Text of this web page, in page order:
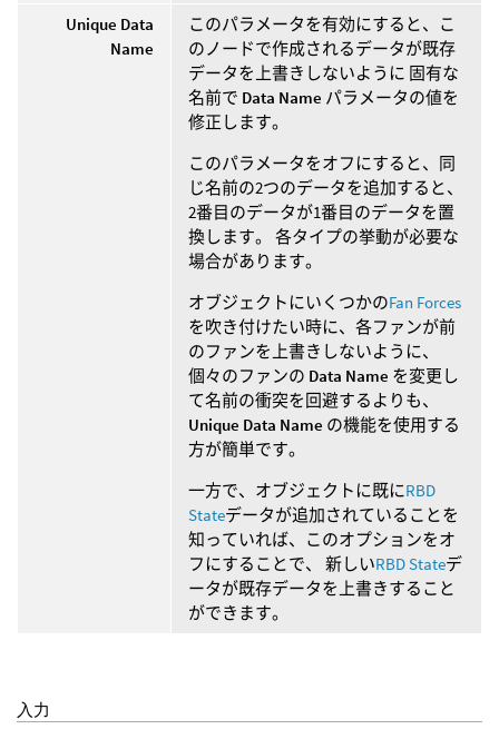
Unique Data
Name
このパラメータを有効にすると、こ
のノードで作成されるデータが既存
データを上書きしないように 固有な
名前で Data Name パラメータの値を
修正します。
このパラメータをオフにすると、同
じ名前の2つのデータを追加すると、
2番目のデータが1番目のデータを置
換します。 各タイプの挙動が必要な
場合があります。
オブジェクトにいくつかのFan Forces
を吹き付けたい時に、各ファンが前
のファンを上書きしないように、
個々のファンの Data Name を変更し
て名前の衝突を回避するよりも、
Unique Data Name の機能を使用する
方が簡単です。
一方で、オブジェクトに既にRBD
Stateデータが追加されていることを
知っていれば、このオプションをオ
フにすることで、 新しいRBD Stateデ
ータが既存データを上書きすること
ができます。
入力